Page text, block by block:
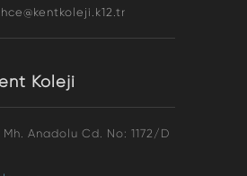
Koleji
Mh. Anadolu Cd. No: 1172/D